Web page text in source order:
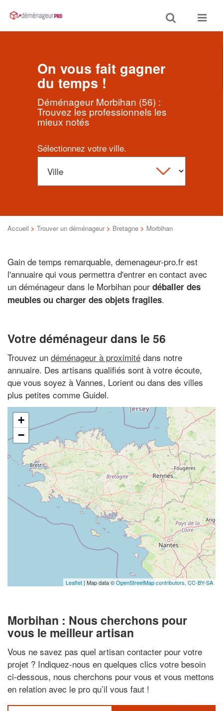
Toggle
search
Toggle
On vous fait gagner
du temps !
Déménageur Morbihan (56) :
Trouvez les professionnels les
mieux notés
Sélectionnez votre ville.
Accueil > Trouver un déménageur > Bretagne > Morbihan
Gain de temps remarquable, demenageur-pro.fr est
l'annuaire qui vous permettra d'entrer en contact avec
un déménageur dans le Morbihan pour déballer des
meubles ou charger des objets fragiles.
Votre déménageur dans le 56
Trouvez un déménageur à proximité dans notre
annuaire. Des artisans qualifiés sont à votre écoute,
que vous soyez à Vannes, Lorient ou dans des villes
plus petites comme Guidel.
+
−
Leaflet | Map data ©OpenStreetMap contributors,CC-BY-SA
Morbihan : Nous cherchons pour
vous le meilleur artisan
Vous ne savez pas quel artisan contacter pour votre
projet ? Indiquez-nous en quelques clics votre besoin
ci-dessous, nous cherchons pour vous et vous mettons
en relation avec le pro qu’il vous faut !